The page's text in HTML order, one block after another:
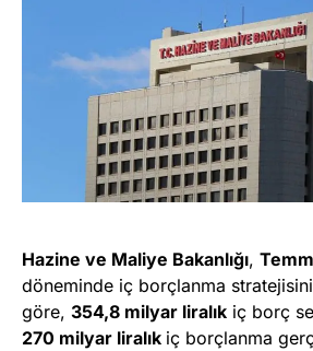
Hazine ve Maliye Bakanlığı,
döneminde iç borçlanma
göre, 354,8 milyar liralık iç borç
270 milyar liralık iç borçlanma